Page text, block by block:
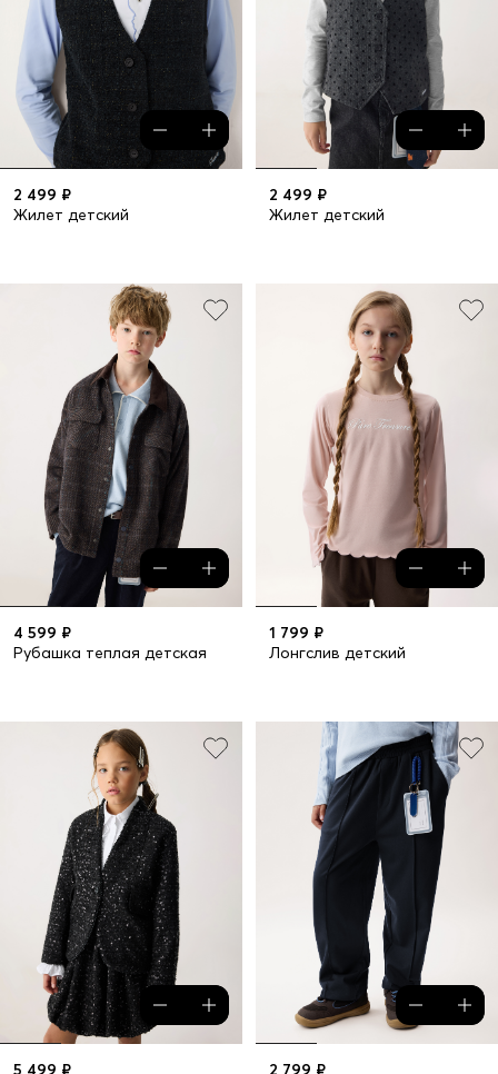
2 499 ₽
Жилет детский
2 499 ₽
Жилет детский
4 599 ₽
Рубашка теплая детская
1 799 ₽
Лонгслив детский
5 499 ₽
2 799 ₽